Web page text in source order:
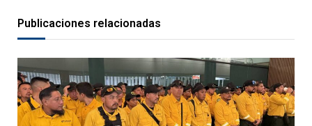
Publicaciones relacionadas